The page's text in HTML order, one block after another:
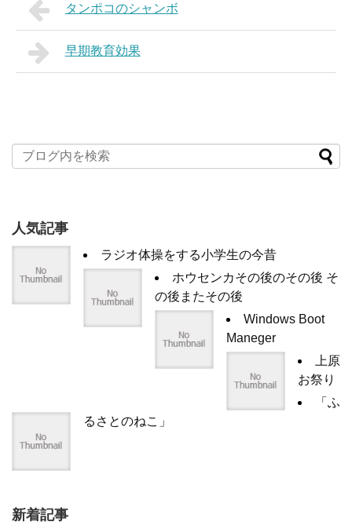
タンポコのシャンボ
早期教育効果
人気記事
ラジオ体操をする小学生の今昔
ホウセンカその後のその後 そ
の後またその後
Windows Boot
Maneger
上原
お祭り
「ふ
るさとのねこ」
新着記事